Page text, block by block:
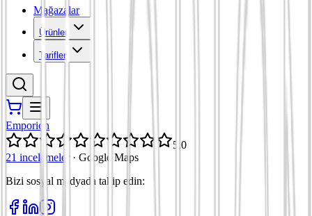
Mağazalar
Ürünler
Tarifler
Emporion
5,0
21 incelemeler
· Google Maps
Bizi sosyal medyada takip edin: